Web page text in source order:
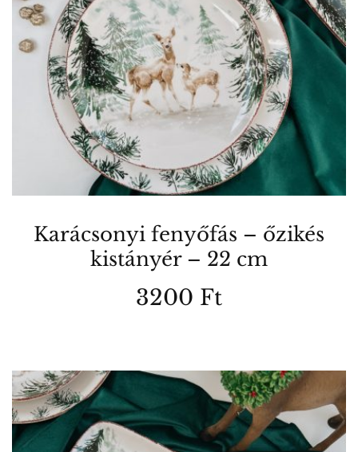
Karácsonyi fenyőfás – őzikés
kistányér – 22 cm
3200 Ft